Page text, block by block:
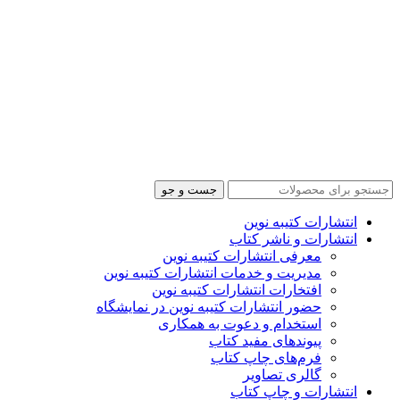
جست و جو
انتشارات کتیبه نوین
انتشارات و ناشر کتاب
معرفی انتشارات کتیبه نوین
مدیریت و خدمات انتشارات کتیبه نوین
افتخارات انتشارات کتیبه نوین
حضور انتشارات کتیبه نوین در نمایشگاه‌
استخدام و دعوت به همکاری
پیوندهای مفید کتاب
فرم‌های چاپ کتاب
گالری تصاویر
انتشارات و چاپ کتاب